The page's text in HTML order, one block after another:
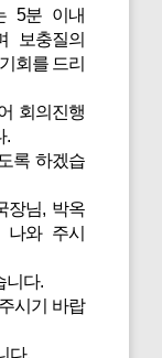
5분 이내
보충질의
회를 드리
회의진행
.
록 하겠습
장님, 박옥
나와 주시
니다.
시기 바랍
다.